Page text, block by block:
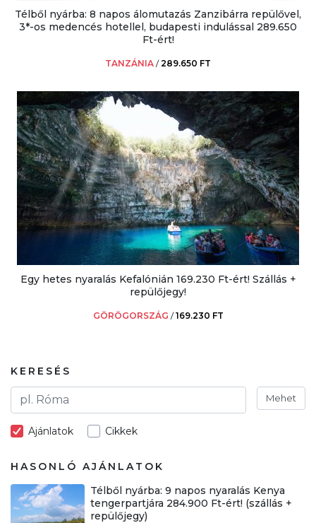
Télből nyárba: 8 napos álomutazás Zanzibárra repülővel,
3*-os medencés hotellel, budapesti indulással 289.650
Ft-ért!
TANZÁNIA /289.650 FT
Egy hetes nyaralás Kefalónián 169.230 Ft-ért! Szállás +
repülőjegy!
GÖRÖGORSZÁG /169.230 FT
KERESÉS
Mehet
Ajánlatok Cikkek
HASONLÓ AJÁNLATOK
Télből nyárba: 9 napos nyaralás Kenya
tengerpartjára 284.900 Ft-ért! (szállás +
repülőjegy)